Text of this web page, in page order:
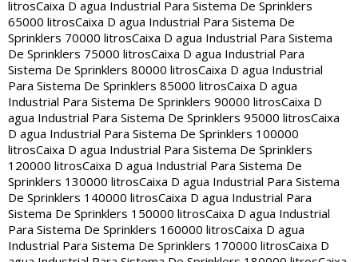
litrosCaixa D agua Industrial Para Sistema De Sprinklers
65000 litrosCaixa D agua Industrial Para Sistema De
Sprinklers 70000 litrosCaixa D agua Industrial Para Sistema
De Sprinklers 75000 litrosCaixa D agua Industrial Para
Sistema De Sprinklers 80000 litrosCaixa D agua Industrial
Para Sistema De Sprinklers 85000 litrosCaixa D agua
Industrial Para Sistema De Sprinklers 90000 litrosCaixa D
agua Industrial Para Sistema De Sprinklers 95000 litrosCaixa
D agua Industrial Para Sistema De Sprinklers 100000
litrosCaixa D agua Industrial Para Sistema De Sprinklers
120000 litrosCaixa D agua Industrial Para Sistema De
Sprinklers 130000 litrosCaixa D agua Industrial Para Sistema
De Sprinklers 140000 litrosCaixa D agua Industrial Para
Sistema De Sprinklers 150000 litrosCaixa D agua Industrial
Para Sistema De Sprinklers 160000 litrosCaixa D agua
Industrial Para Sistema De Sprinklers 170000 litrosCaixa D